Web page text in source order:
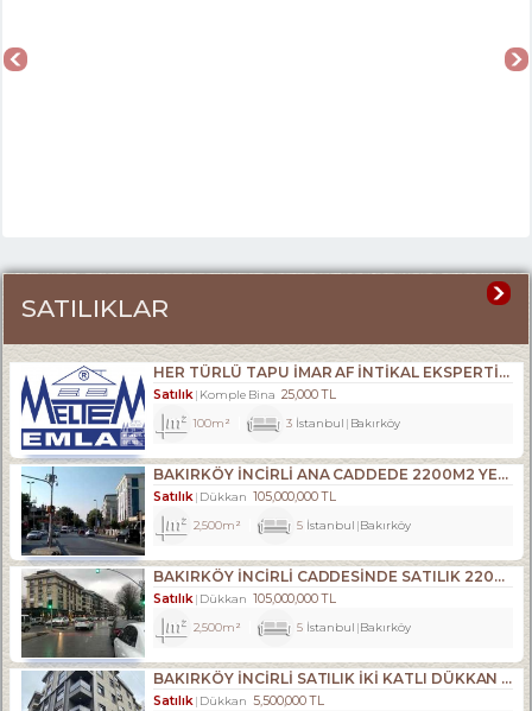
SATILIKLAR
HER TÜRLÜ TAPU İMAR AF İNTİKAL EKSPERTİZLİK VE KENTSEL DÖNÜŞÜM DANIŞMANLIK HİZMETLERİ- ALIM . SATIM. KİRALAMA DA 34 YILLIK TECRÜBE.
Satılık Komple Bina 25,000 TL
100m² 3 İstanbul Bakırköy
BAKIRKÖY İNCİRLİ ANA CADDEDE 2200M2 YENİ BİNADA DÜKKAN
Satılık Dükkan 105,000,000 TL
2,500m² 5 İstanbul Bakırköy
BAKIRKÖY İNCİRLİ CADDESINDE SATILIK 2200M2 ACİL DÜKKAN
Satılık Dükkan 105,000,000 TL
2,500m² 5 İstanbul Bakırköy
BAKIRKÖY İNCİRLİ SATILIK İKİ KATLI DÜKKAN YENİ BİNA
Satılık Dükkan 5,500,000 TL